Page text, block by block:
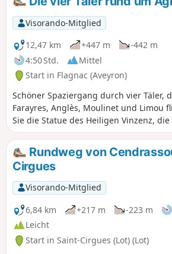
Eindruck, im Süden angekommen zu
Zikaden und den Ziegeln, die die
Visorando-Mitglied
12,47 km
+447 m
-442 m
4:50 Std.
Mittel
Start in Flagnac (Aveyron)
Schöner Spaziergang durch vier Täler,
Farayres, Anglès, Moulinet und Limou
Sie die Statue des Heiligen Vinzenz,
und die Burg von Pagax.
Rundweg von
Cirgues
Visorando-Mitglied
6,84 km
+217 m -223 m
Leicht
Start in Saint-Cirgues (Lot) (Lot)